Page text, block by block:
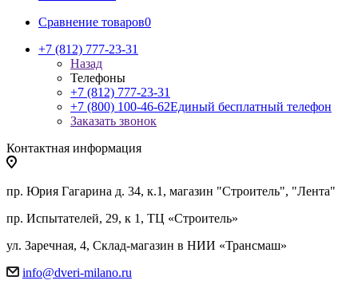
Сравнение товаров0
+7 (812) 777-23-31
Назад
Телефоны
+7 (812) 777-23-31
+7 (800) 100-46-62Единый бесплатный телефон
Заказать звонок
Контактная информация
пр. Юрия Гагарина д. 34, к.1, магазин "Строитель", "Лента"
пр. Испытателей, 29, к 1, ТЦ «Строитель»
ул. Заречная, 4, Склад-магазин в НИИ «Трансмаш»
info@dveri-milano.ru